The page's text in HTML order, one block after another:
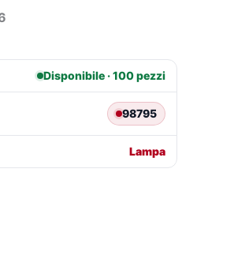
Disponibile · 100 pezzi
98795
Lampa